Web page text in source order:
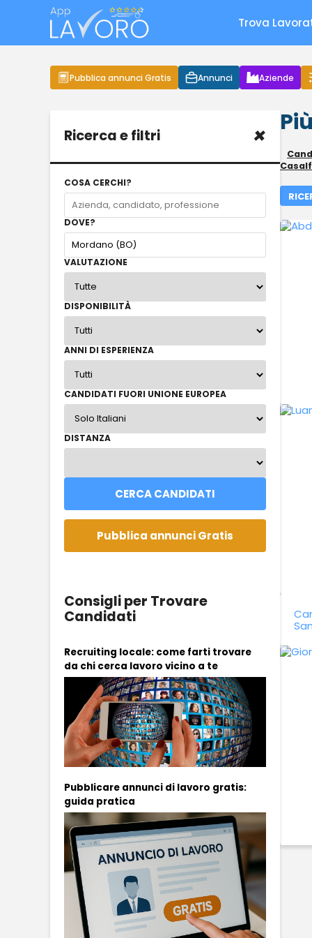
Trova
Pubblica annunci Gratis Annunci Aziende
Ricerca e filtri ×
COSA CERCHI?
DOVE?
VALUTAZIONE
DISPONIBILITÀ
ANNI DI ESPERIENZA
CANDIDATI FUORI UNIONE EUROPEA
DISTANZA
Consigli per Trovare
Candidati
Recruiting locale: come farti trovare
da chi cerca lavoro vicino a te
Pubblicare annunci di lavoro gratis:
guida pratica